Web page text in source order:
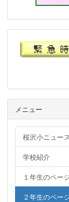
メニュー
桜沢小ニュース
学校紹介
１年生のペー
２年生のペー